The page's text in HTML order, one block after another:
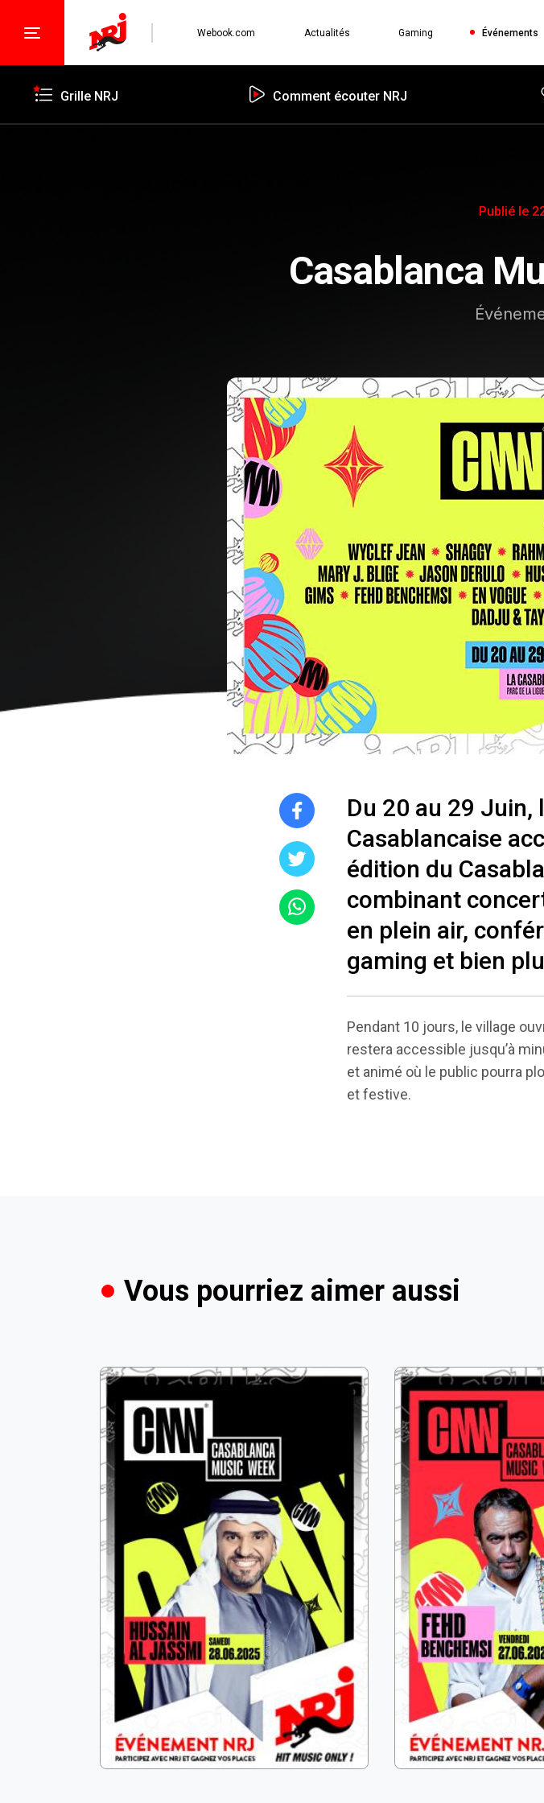
Webook.com Actualités Gaming Événements
Grille NRJ Comment écouter NRJ
Publié le
Casablanca
Du 20 au 29 Juin,
Casablancaise
édition du
combinant
en plein air,
gaming et bien
Pendant 10 jours, le village
restera accessible jusqu’à
et animé où le public pourra
et festive.
Vous pourriez aimer aussi